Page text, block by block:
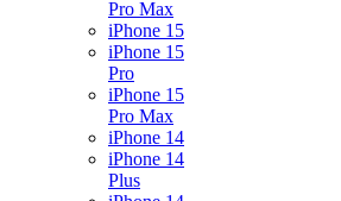
Pro Max
iPhone 15
iPhone 15
Pro
iPhone 15
Pro Max
iPhone 14
iPhone 14
Plus